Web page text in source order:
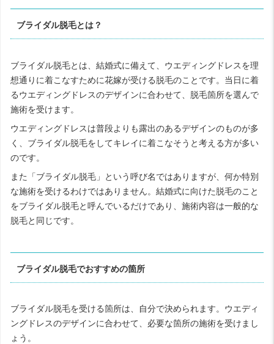
ブライダル脱毛とは？
ブライダル脱毛とは、結婚式に備えて、ウエディングドレスを理
想通りに着こなすために花嫁が受ける脱毛のことです。当日に着
るウエディングドレスのデザインに合わせて、脱毛箇所を選んで
施術を受けます。
ウエディングドレスは普段よりも露出のあるデザインのものが多
く、ブライダル脱毛をしてキレイに着こなそうと考える方が多い
のです。
また「ブライダル脱毛」という呼び名ではありますが、何か特別
な施術を受けるわけではありません。結婚式に向けた脱毛のこと
をブライダル脱毛と呼んでいるだけであり、施術内容は一般的な
脱毛と同じです。
ブライダル脱毛でおすすめの箇所
ブライダル脱毛を受ける箇所は、自分で決められます。ウエディ
ングドレスのデザインに合わせて、必要な箇所の施術を受けまし
ょう。